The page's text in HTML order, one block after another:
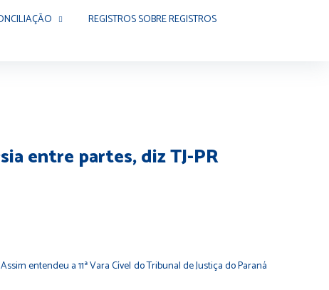
REGISTROS SOBRE REGISTROS
entre partes, diz TJ-PR
entendeu a 11ª Vara Cível do Tribunal de Justiça do Paraná